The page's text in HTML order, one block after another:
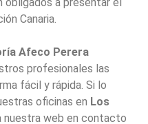
Canaria.
Afeco Perera
profesionales las
fácil y rápida. Si lo
oficinas en Los
nuestra web en contacto